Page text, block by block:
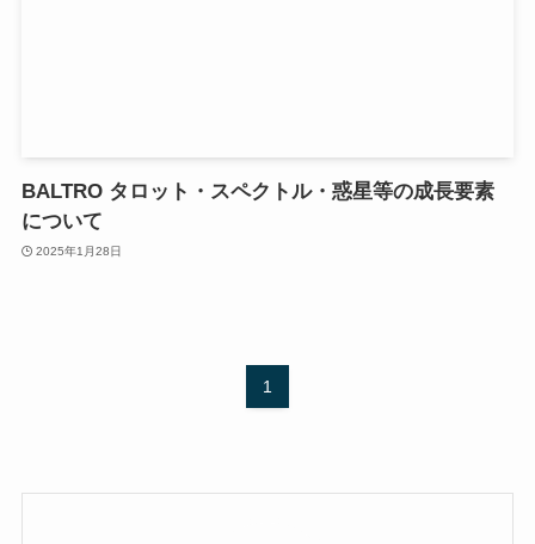
BALTRO タロット・スペクトル・惑星等の成長要素
について
2025年1月28日
1